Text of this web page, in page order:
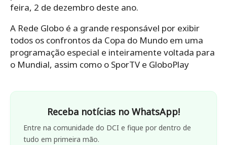
feira, 2 de dezembro deste ano.
A Rede Globo é a grande responsável por exibir
todos os confrontos da Copa do Mundo em uma
programação especial e inteiramente voltada para
o Mundial, assim como o SporTV e GloboPlay
Receba notícias no WhatsApp!
Entre na comunidade do DCI e fique por dentro de
tudo em primeira mão.